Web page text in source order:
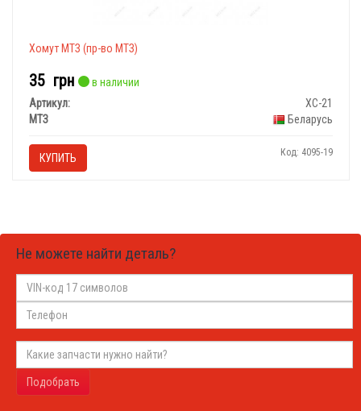
Хомут МТЗ (пр-во МТЗ)
35 грн
в наличии
Артикул:
ХС-21
МТЗ
Беларусь
КУПИТЬ Код: 4095-19
Не можете найти деталь?
Подобрать